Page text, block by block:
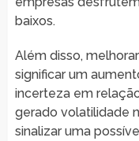
baixos.
Além disso,
significar um
incerteza em
gerado volatilidade
sinalizar uma